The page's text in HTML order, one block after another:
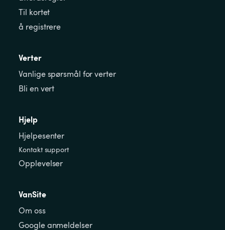
Til kortet
å registrere
Verter
Vanlige spørsmål for verter
Bli en vert
Hjelp
Hjelpesenter
Kontakt support
Opplevelser
VanSite
Om oss
Google anmeldelser